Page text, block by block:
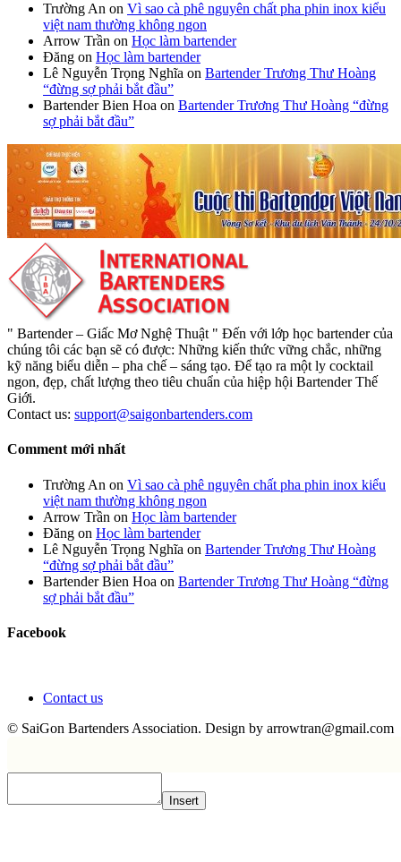
Trường An on Vì sao cà phê nguyên chất pha phin inox kiểu
việt nam thường không ngon
Arrow Trần on Học làm bartender
Đăng on Học làm bartender
Lê Nguyễn Trọng Nghĩa on Bartender Trương Thư Hoàng
“đừng sợ phải bắt đầu”
Bartender Bien Hoa on Bartender Trương Thư Hoàng “đừng
sợ phải bắt đầu”
" Bartender – Giấc Mơ Nghệ Thuật " Đến với lớp học bartender của
chúng tôi các bạn sẽ có được: Những kiến thức vững chắc, những
kỹ năng biểu diễn – pha chế – sáng tạo. Để tạo ra một ly cocktail
ngon, đẹp, chất lượng theo tiêu chuẩn của hiệp hội Bartender Thế
Giới.
Contact us: support@saigonbartenders.com
Comment mới nhất
Trường An on Vì sao cà phê nguyên chất pha phin inox kiểu
việt nam thường không ngon
Arrow Trần on Học làm bartender
Đăng on Học làm bartender
Lê Nguyễn Trọng Nghĩa on Bartender Trương Thư Hoàng
“đừng sợ phải bắt đầu”
Bartender Bien Hoa on Bartender Trương Thư Hoàng “đừng
sợ phải bắt đầu”
Facebook
Contact us
© SaiGon Bartenders Association. Design by arrowtran@gmail.com
Insert